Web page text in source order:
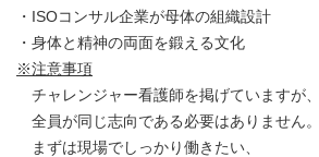
・ISOコンサル企業が母体の組織設計
・身体と精神の両面を鍛える文化
※注意事項
チャレンジャー看護師を掲げていますが、
全員が同じ志向である必要はありません。
まずは現場でしっかり働きたい、